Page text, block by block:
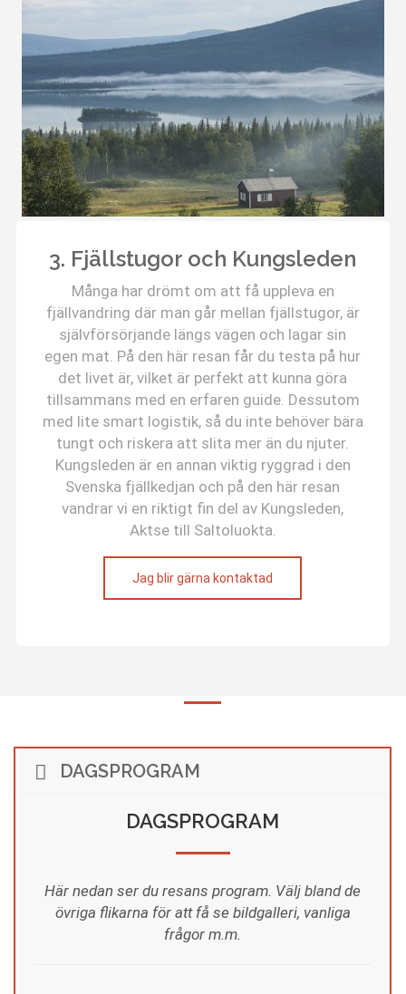
3. Fjällstugor och Kungsleden
Många har drömt om att få uppleva en
fjällvandring där man går mellan fjällstugor, är
självförsörjande längs vägen och lagar sin
egen mat. På den här resan får du testa på hur
det livet är, vilket är perfekt att kunna göra
tillsammans med en erfaren guide. Dessutom
med lite smart logistik, så du inte behöver bära
tungt och riskera att slita mer än du njuter.
Kungsleden är en annan viktig ryggrad i den
Svenska fjällkedjan och på den här resan
vandrar vi en riktigt fin del av Kungsleden,
Aktse till Saltoluokta.
Jag blir gärna kontaktad
DAGSPROGRAM
DAGSPROGRAM
Här nedan ser du resans program. Välj bland de
övriga flikarna för att få se bildgalleri, vanliga
frågor m.m.